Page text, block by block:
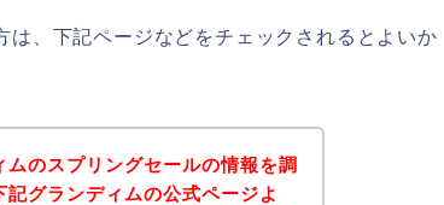
、下記ページなどをチェックされるとよいか
のスプリングセールの情報を調
グランディムの公式ページよ